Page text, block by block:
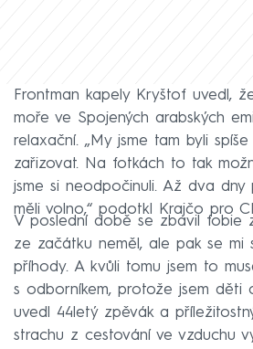
Frontman kapely Kryštof uvedl,
moře ve Spojených arabských
relaxační. „My jsme tam byli
zařizovat. Na fotkách to tak
jsme si neodpočinuli. Až dva dny
měli volno,“ podotkl Krajčo pro
V poslední době se zbavil fobie
ze začátku neměl, ale pak se mi
příhody. A kvůli tomu jsem to
s odborníkem, protože jsem děti
uvedl 44letý zpěvák a
strachu z cestování ve vzduchu